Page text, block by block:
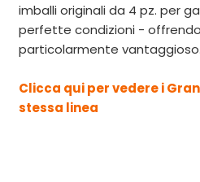
imballi originali da 4 pz. per
perfette condizioni -
particolarmente vantaggioso.
Clicca qui per vedere i
stessa linea